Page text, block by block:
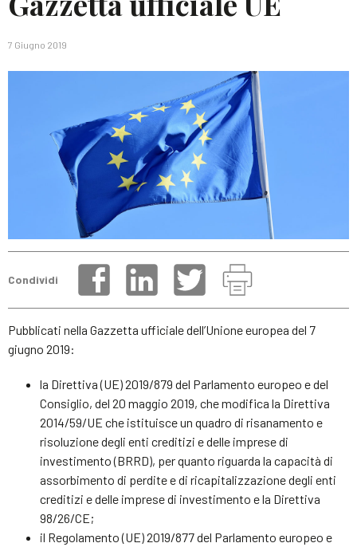
7 Giugno 2019
Condividi
Pubblicati nella Gazzetta ufficiale dell’Unione europea del 7
giugno 2019:
la Direttiva (UE) 2019/879 del Parlamento europeo e del
Consiglio, del 20 maggio 2019, che modifica la Direttiva
2014/59/UE che istituisce un quadro di risanamento e
risoluzione degli enti creditizi e delle imprese di
investimento (BRRD), per quanto riguarda la capacità di
assorbimento di perdite e di ricapitalizzazione degli enti
creditizi e delle imprese di investimento e la Direttiva
98/26/CE;
il Regolamento (UE) 2019/877 del Parlamento europeo e